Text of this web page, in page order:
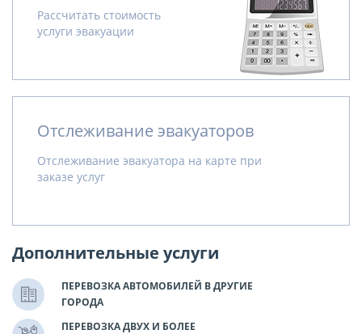
Рассчитать стоимость
услуги эвакуации
Отслеживание эвакуаторов
Отслеживание эвакуатора на карте при
заказе услуг
Дополнительные услуги
ПЕРЕВОЗКА АВТОМОБИЛЕЙ В ДРУГИЕ
ГОРОДА
ПЕРЕВОЗКА ДВУХ И БОЛЕЕ